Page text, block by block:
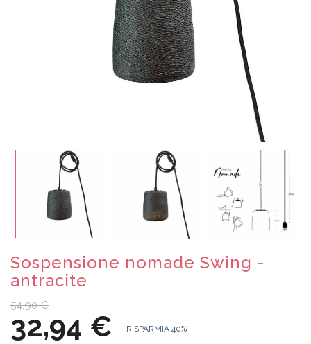
Sospensione nomade Swing -
antracite
54,90 €
32,94 € RISPARMIA 40%